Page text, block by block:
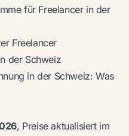
für Freelancer in der
Freelancer
der Schweiz
in der Schweiz: Was
, Preise aktualisiert im